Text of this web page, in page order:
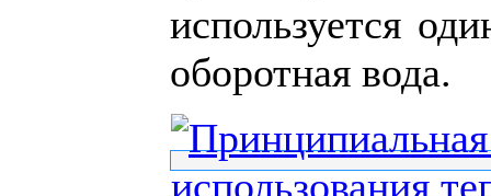
используется
оборотная вода.